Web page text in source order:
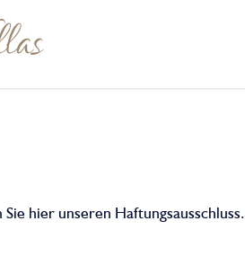
hier unseren Haftungsausschluss.